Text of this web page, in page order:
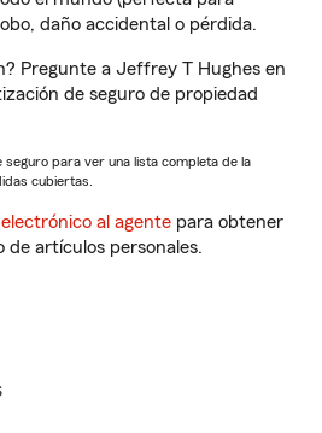
daño accidental o pérdida.
Pregunte a Jeffrey T Hughes en
de seguro de propiedad
seguro para ver una lista completa de la
cubiertas.
al agente para obtener
de artículos personales.